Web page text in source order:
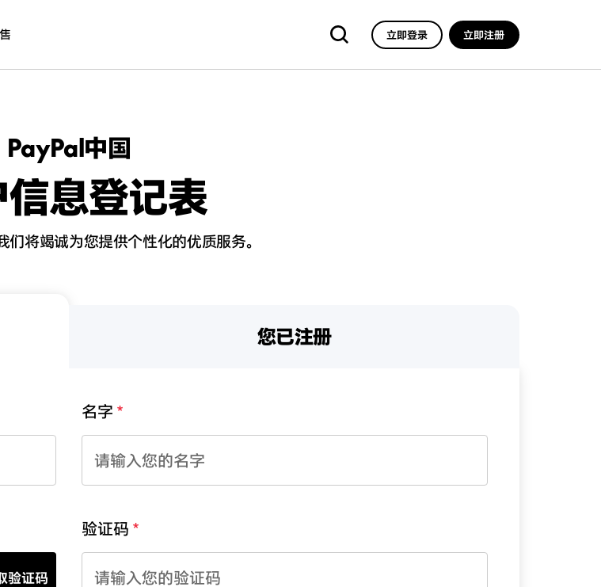
立即登录 立即注册
PayPal中国
息登记表
们将竭诚为您提供个性化的优质服务。
您已注册
名字
验证码
验证码